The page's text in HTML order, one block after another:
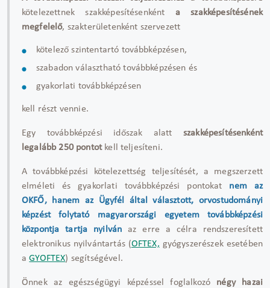
kötelezettnek szakképesítésenként a szakképesítésének
megfelelő, szakterületenként szervezett
kötelező szintentartó továbbképzésen,
szabadon választható továbbképzésen és
gyakorlati továbbképzésen
kell részt vennie.
Egy továbbképzési időszak alatt szakképesítésenként
legalább 250 pontot kell teljesíteni.
A továbbképzési kötelezettség teljesítését, a megszerzett
elméleti és gyakorlati továbbképzési pontokat nem az
OKFŐ, hanem az Ügyfél által választott, orvostudományi
képzést folytató magyarországi egyetem továbbképzési
központja tartja nyilván az erre a célra rendszeresített
elektronikus nyilvántartás (OFTEX, gyógyszerészek esetében
aGYOFTEX) segítségével.
Önnek az egészségügyi képzéssel foglalkozó négy hazai